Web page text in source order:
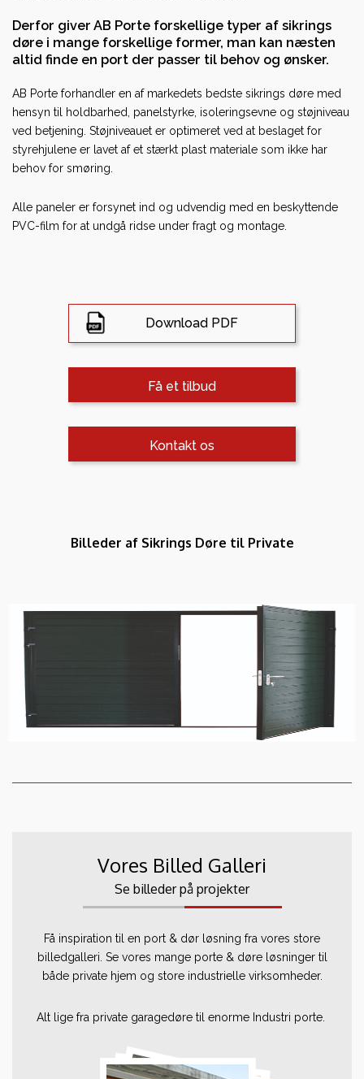
Derfor giver AB Porte forskellige typer af sikrings
døre i mange forskellige former, man kan næsten
altid finde en port der passer til behov og ønsker.
AB Porte forhandler en af markedets bedste sikrings døre med
hensyn til holdbarhed, panelstyrke, isoleringsevne og støjniveau
ved betjening. Støjniveauet er optimeret ved at beslaget for
styrehjulene er lavet af et stærkt plast materiale som ikke har
behov for smøring.
Alle paneler er forsynet ind og udvendig med en beskyttende
PVC-film for at undgå ridse under fragt og montage.
Download PDF
Få et tilbud
Kontakt os
Billeder af Sikrings Døre til Private
Vores Billed Galleri
Se billeder på projekter
Få inspiration til en port & dør løsning fra vores store
billedgalleri. Se vores mange porte & døre løsninger til
både private hjem og store industrielle virksomheder.
Alt lige fra private garagedøre til enorme Industri porte.